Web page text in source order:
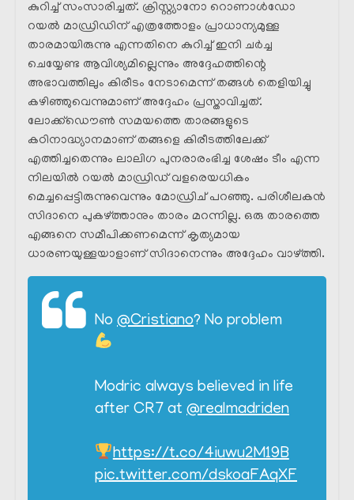
കുറിച്ച് സംസാരിച്ചത്. ക്രിസ്റ്റ്യാനോ റൊണാൾഡോ
റയൽ മാഡ്രിഡിന് എത്രത്തോളം പ്രാധാന്യമുള്ള
താരമായിരുന്നു എന്നതിനെ കുറിച്ച് ഇനി ചർച്ച
ചെയ്യേണ്ട ആവിശ്യമില്ലെന്നും അദ്ദേഹത്തിന്റെ
അഭാവത്തിലും കിരീടം നേടാമെന്ന് തങ്ങൾ തെളിയിച്ചു
കഴിഞ്ഞുവെന്നുമാണ് അദ്ദേഹം പ്രസ്താവിച്ചത്.
ലോക്ക്ഡൌൺ സമയത്തെ താരങ്ങളുടെ
കഠിനാദ്ധ്യാനമാണ് തങ്ങളെ കിരീടത്തിലേക്ക്
എത്തിച്ചതെന്നും ലാലിഗ പുനരാരംഭിച്ച ശേഷം ടീം എന്ന
നിലയിൽ റയൽ മാഡ്രിഡ്‌ വളരെയധികം
മെച്ചപ്പെട്ടിരുന്നുവെന്നും മോഡ്രിച് പറഞ്ഞു. പരിശീലകൻ
സിദാനെ പുകഴ്ത്താനും താരം മറന്നില്ല. ഒരു താരത്തെ
എങ്ങനെ സമീപിക്കണമെന്ന് കൃത്യമായ
ധാരണയുള്ളയാളാണ് സിദാനെന്നും അദ്ദേഹം വാഴ്ത്തി.
No @Cristiano? No problem
Modric always believed in life
after CR7 at @realmadriden
https://t.co/4iuwu2M19B
pic.twitter.com/dskoaFAqXF